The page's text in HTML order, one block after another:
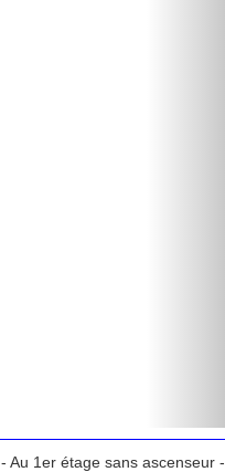
Au 1er étage sans ascenseur -